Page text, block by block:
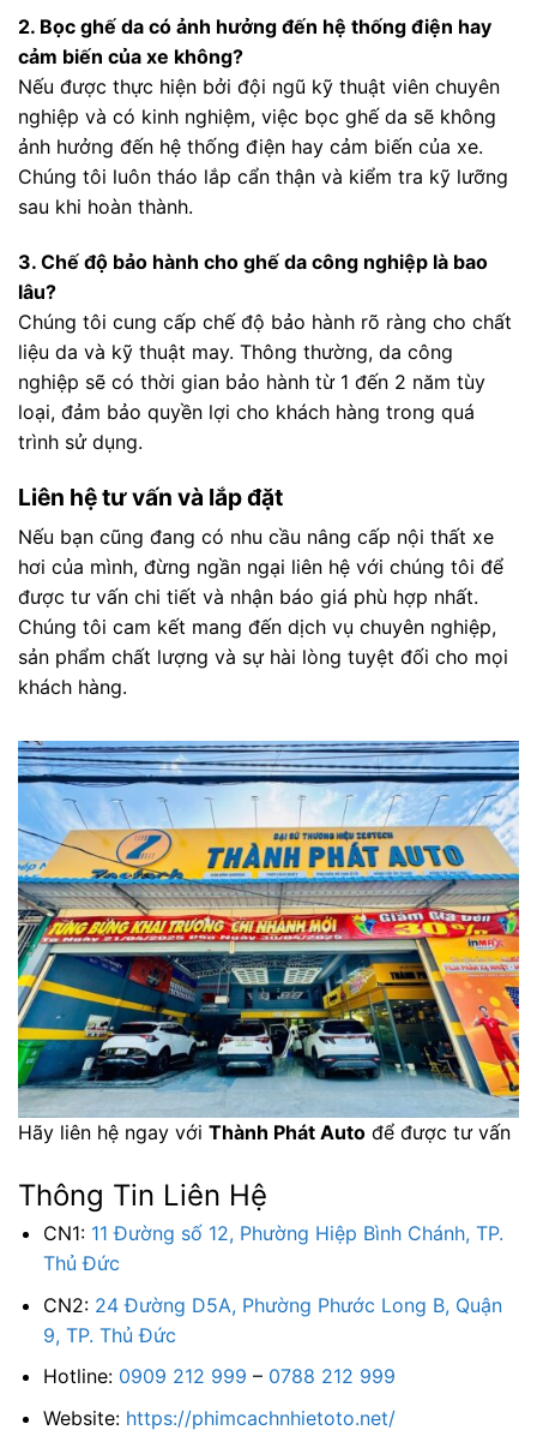
2. Bọc ghế da có ảnh hưởng đến hệ thống điện hay
cảm biến của xe không?
Nếu được thực hiện bởi đội ngũ kỹ thuật viên chuyên
nghiệp và có kinh nghiệm, việc bọc ghế da sẽ không
ảnh hưởng đến hệ thống điện hay cảm biến của xe.
Chúng tôi luôn tháo lắp cẩn thận và kiểm tra kỹ lưỡng
sau khi hoàn thành.
3. Chế độ bảo hành cho ghế da công nghiệp là bao
lâu?
Chúng tôi cung cấp chế độ bảo hành rõ ràng cho chất
liệu da và kỹ thuật may. Thông thường, da công
nghiệp sẽ có thời gian bảo hành từ 1 đến 2 năm tùy
loại, đảm bảo quyền lợi cho khách hàng trong quá
trình sử dụng.
Liên hệ tư vấn và lắp đặt
Nếu bạn cũng đang có nhu cầu nâng cấp nội thất xe
hơi của mình, đừng ngần ngại liên hệ với chúng tôi để
được tư vấn chi tiết và nhận báo giá phù hợp nhất.
Chúng tôi cam kết mang đến dịch vụ chuyên nghiệp,
sản phẩm chất lượng và sự hài lòng tuyệt đối cho mọi
khách hàng.
Hãy liên hệ ngay với Thành Phát Auto để được tư vấn
Thông Tin Liên Hệ
CN1: 11 Đường số 12, Phường Hiệp Bình Chánh, TP.
Thủ Đức
CN2: 24 Đường D5A, Phường Phước Long B, Quận
9, TP. Thủ Đức
Hotline: 0909 212 999 – 0788 212 999
Website: https://phimcachnhietoto.net/